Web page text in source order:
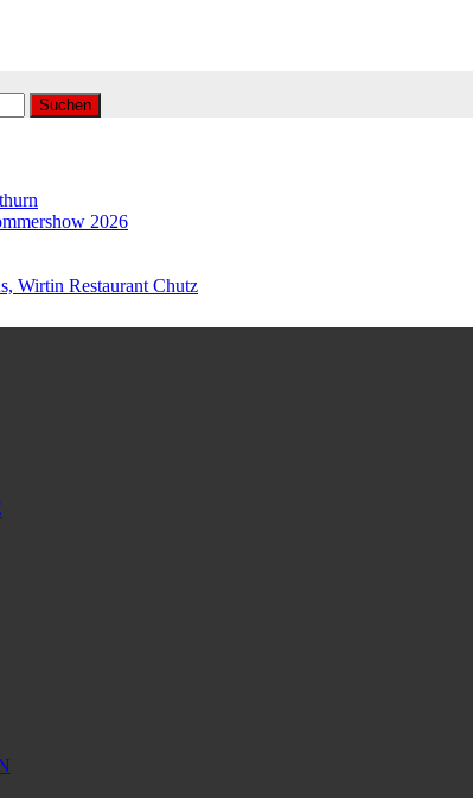
2026
Wirtin Restaurant Chutz